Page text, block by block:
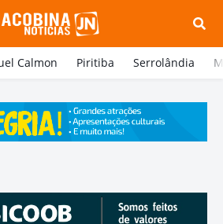
Calmon Piritiba Serrolândia